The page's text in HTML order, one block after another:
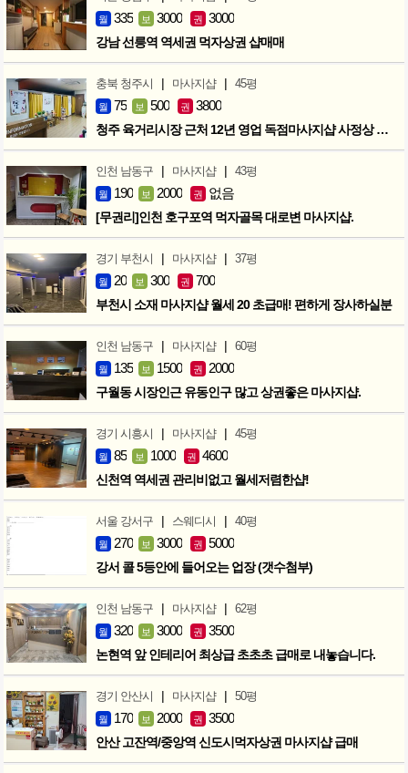
월 335 보 3000 권 3000
강남 선릉역 역세권 먹자상권 샵매매
충북 청주시 | 마사지샵 | 45평
월 75 보 500 권 3800
청주 육거리시장 근처 12년 영업 독점마사지샵 사정상 급매합니다.
인천 남동구 | 마사지샵 | 43평
월 190 보 2000 권 없음
[무권리]인천 호구포역 먹자골목 대로변 마사지샵.
경기 부천시 | 마사지샵 | 37평
월 20 보 300 권 700
부천시 소재 마사지샵 월세 20 초급매! 편하게 장사하실분
인천 남동구 | 마사지샵 | 60평
월 135 보 1500 권 2000
구월동 시장인근 유동인구 많고 상권좋은 마사지샵.
경기 시흥시 | 마사지샵 | 45평
월 85 보 1000 권 4600
신천역 역세권 관리비없고 월세저렴한샵!
서울 강서구 | 스웨디시 | 40평
월 270 보 3000 권 5000
강서 콜 5등안에 들어오는 업장 (갯수첨부)
인천 남동구 | 마사지샵 | 62평
월 320 보 3000 권 3500
논현역 앞 인테리어 최상급 초초초 급매로 내놓습니다.
경기 안산시 | 마사지샵 | 50평
월 170 보 2000 권 3500
안산 고잔역/중앙역 신도시먹자상권 마사지샵 급매